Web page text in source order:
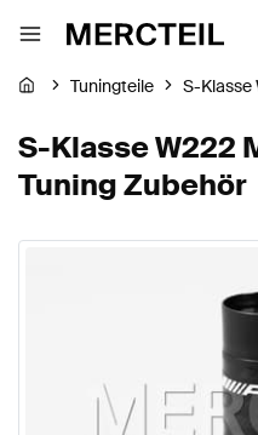
Tuningteile S-Klasse
S-Klasse W222
Tuning Zubehör